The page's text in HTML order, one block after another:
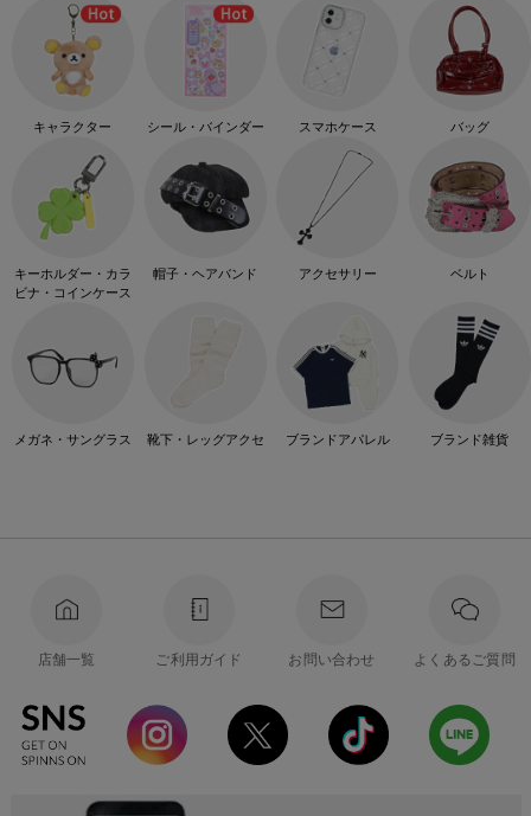
キャラクター シール・バインダー スマホケース バッグ
キーホルダー・カラ
ビナ・コインケース
帽子・ヘアバンド アクセサリー ベルト
メガネ・サングラス 靴下・レッグアクセ ブランドアパレル ブランド雑貨
店舗一覧 ご利用ガイド お問い合わせ よくあるご質問